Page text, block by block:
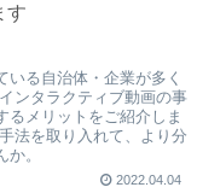
す
る自治体・企業が多く
ンタラクティブ動画の事
るメリットをご紹介しま
法を取り入れて、より分
。
2022.04.04